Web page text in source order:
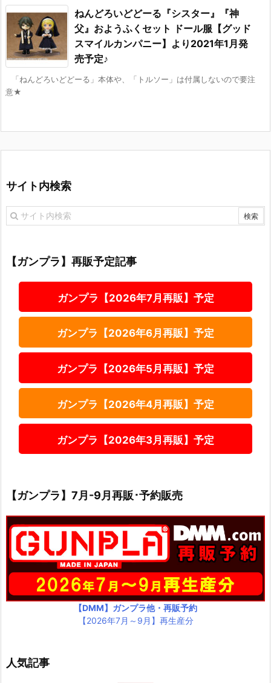
ねんどろいどどーる『シスター』『神
父』おようふくセット ドール服【グッド
スマイルカンパニー】より2021年1月発
売予定♪
「ねんどろいどどーる」本体や、「トルソー」は付属しないので要注
意★
サイト内検索
【ガンプラ】再販予定記事
ガンプラ【2026年7月再販】予定
ガンプラ【2026年6月再販】予定
ガンプラ【2026年5月再販】予定
ガンプラ【2026年4月再販】予定
ガンプラ【2026年3月再販】予定
【ガンプラ】7月-9月再販･予約販売
【DMM】ガンプラ他・再販予約
【2026年7月～9月】再生産分
人気記事